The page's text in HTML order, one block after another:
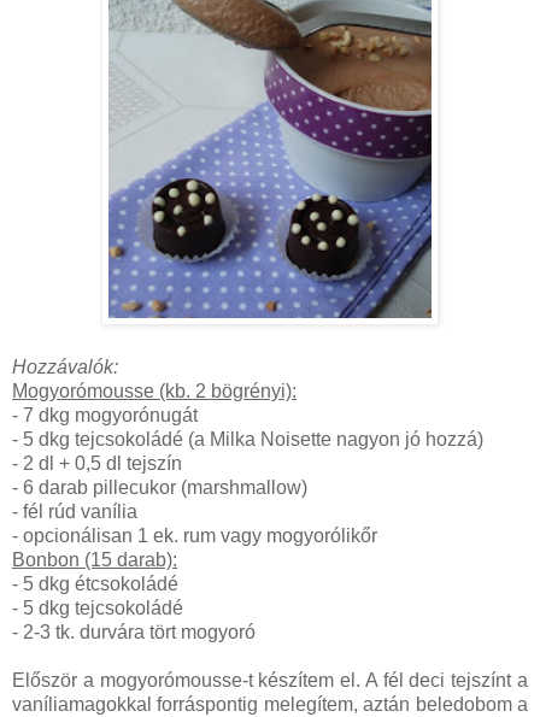
Hozzávalók:
Mogyorómousse (kb. 2 bögrényi):
- 7 dkg mogyorónugát
- 5 dkg tejcsokoládé (a Milka Noisette nagyon jó hozzá)
- 2 dl + 0,5 dl tejszín
- 6 darab pillecukor (marshmallow)
- fél rúd vanília
- opcionálisan 1 ek. rum vagy mogyorólikőr
Bonbon (15 darab):
- 5 dkg étcsokoládé
- 5 dkg tejcsokoládé
- 2-3 tk. durvára tört mogyoró
Először a mogyorómousse-t készítem el. A fél deci tejszínt a
vaníliamagokkal forráspontig melegítem, aztán beledobom a